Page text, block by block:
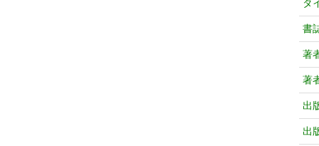
タ
書
著
著
出
出